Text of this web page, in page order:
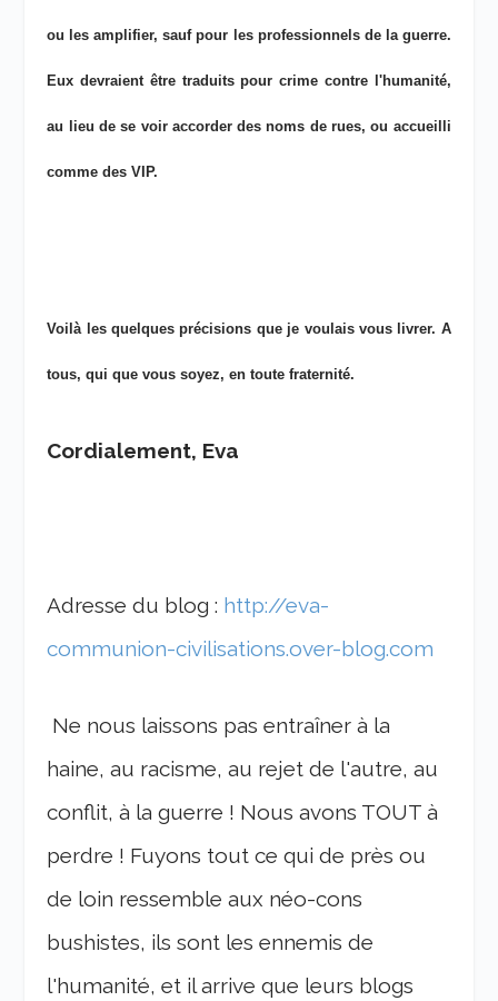
ou les amplifier, sauf pour les professionnels de la guerre.
Eux devraient être traduits pour crime contre l'humanité,
au lieu de se voir accorder des noms de rues, ou accueilli
comme des VIP.
Voilà les quelques précisions que je voulais vous livrer. A
tous, qui que vous soyez, en toute fraternité.
Cordialement, Eva
Adresse du blog : http://eva-
communion-civilisations.over-blog.com
Ne nous laissons pas entraîner à la
haine, au racisme, au rejet de l'autre, au
conflit, à la guerre ! Nous avons TOUT à
perdre ! Fuyons tout ce qui de près ou
de loin ressemble aux néo-cons
bushistes, ils sont les ennemis de
l'humanité, et il arrive que leurs blogs